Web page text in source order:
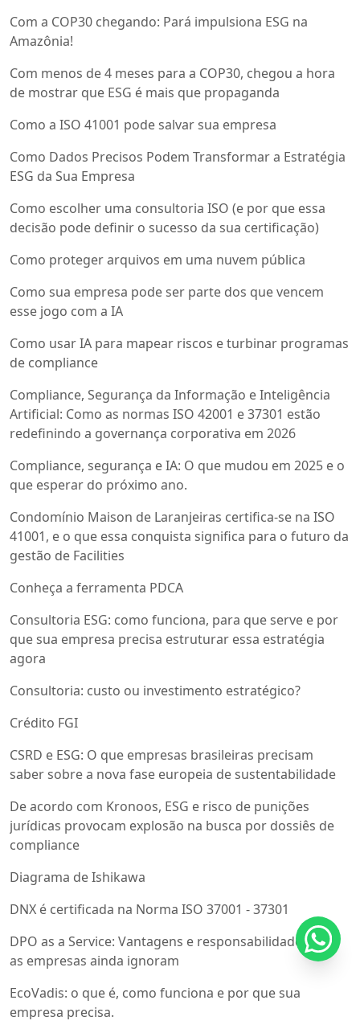
Com a COP30 chegando: Pará impulsiona ESG na
Amazônia!
Com menos de 4 meses para a COP30, chegou a hora
de mostrar que ESG é mais que propaganda
Como a ISO 41001 pode salvar sua empresa
Como Dados Precisos Podem Transformar a Estratégia
ESG da Sua Empresa
Como escolher uma consultoria ISO (e por que essa
decisão pode definir o sucesso da sua certificação)
Como proteger arquivos em uma nuvem pública
Como sua empresa pode ser parte dos que vencem
esse jogo com a IA
Como usar IA para mapear riscos e turbinar programas
de compliance
Compliance, Segurança da Informação e Inteligência
Artificial: Como as normas ISO 42001 e 37301 estão
redefinindo a governança corporativa em 2026
Compliance, segurança e IA: O que mudou em 2025 e o
que esperar do próximo ano.
Condomínio Maison de Laranjeiras certifica-se na ISO
41001, e o que essa conquista significa para o futuro da
gestão de Facilities
Conheça a ferramenta PDCA
Consultoria ESG: como funciona, para que serve e por
que sua empresa precisa estruturar essa estratégia
agora
Consultoria: custo ou investimento estratégico?
Crédito FGI
CSRD e ESG: O que empresas brasileiras precisam
saber sobre a nova fase europeia de sustentabilidade
De acordo com Kronoos, ESG e risco de punições
jurídicas provocam explosão na busca por dossiês de
compliance
Diagrama de Ishikawa
DNX é certificada na Norma ISO 37001 - 37301
DPO as a Service: Vantagens e responsabilidades que
as empresas ainda ignoram
EcoVadis: o que é, como funciona e por que sua
empresa precisa.